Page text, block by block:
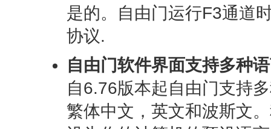
是的。自由门运行F3通道
协议.
自由门软件界面支持多种
自6.76版本起自由门支持
繁体中文，英文和波斯文